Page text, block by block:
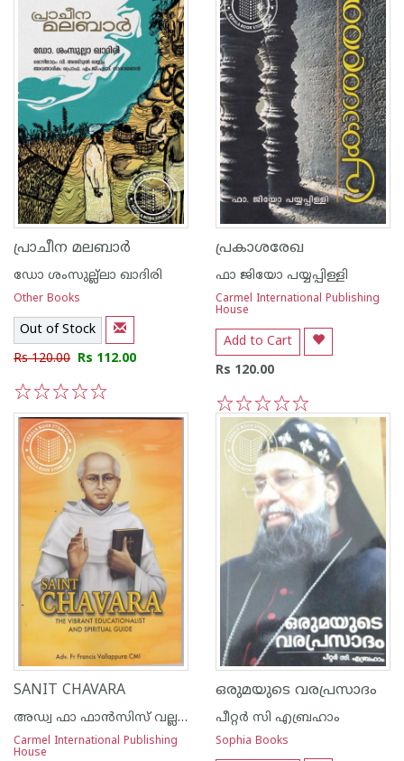
പ്രാചീന മലബാര്‍
ഡോ ശംസുല്ല്ലാ ഖാദിരി
Other Books
Out of Stock
Rs 120.00 Rs 112.00
5
4
3
2
1
പ്രകാശരേഖ
ഫാ ജിയോ പയ്യപ്പിള്ളി
Carmel International Publishing
House
Add to Cart
Rs 120.00
5
4
3
2
1
SANIT CHAVARA
അഡ്വ ഫാ ഫാന്‍സിസ് വല്ലപ്പുറ സി എം ഐ
Carmel International Publishing
House
ഒരുമയുടെ വരപ്രസാദം
പീറ്റര്‍ സി എബ്രഹാം
Sophia Books